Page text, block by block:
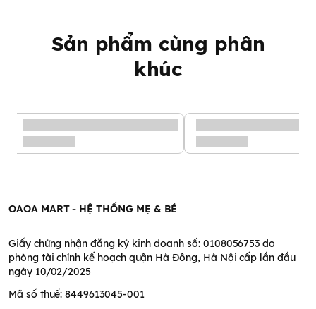
Sản phẩm cùng phân
khúc
OAOA MART - HỆ THỐNG MẸ & BÉ
Giấy chứng nhận đăng ký kinh doanh số: 0108056753 do
phòng tài chính kế hoạch quận Hà Đông, Hà Nội cấp lần đầu
ngày 10/02/2025
Mã số thuế: 8449613045-001